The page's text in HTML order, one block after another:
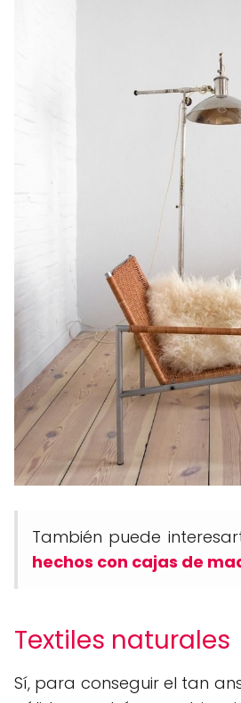
También puede
hechos con cajas de
Textiles naturales
Sí, para conseguir el tan